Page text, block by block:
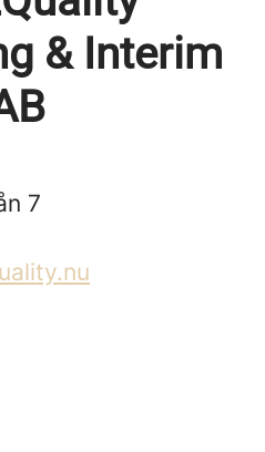
& Interim
7